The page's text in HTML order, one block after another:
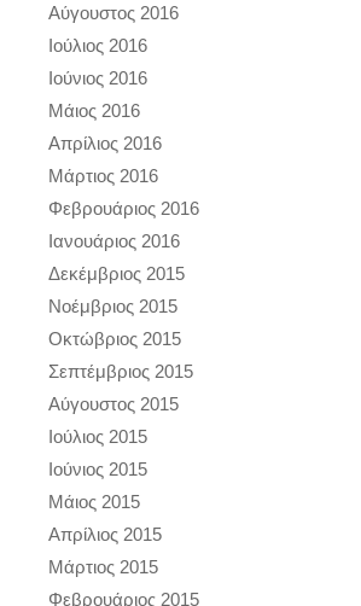
Αύγουστος 2016
Ιούλιος 2016
Ιούνιος 2016
Μάιος 2016
Απρίλιος 2016
Μάρτιος 2016
Φεβρουάριος 2016
Ιανουάριος 2016
Δεκέμβριος 2015
Νοέμβριος 2015
Οκτώβριος 2015
Σεπτέμβριος 2015
Αύγουστος 2015
Ιούλιος 2015
Ιούνιος 2015
Μάιος 2015
Απρίλιος 2015
Μάρτιος 2015
Φεβρουάριος 2015